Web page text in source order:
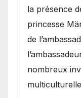
la présence
princesse
de
nombreux